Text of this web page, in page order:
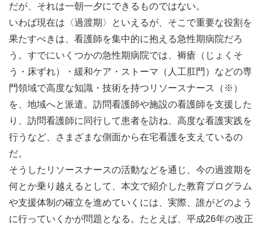
だが、それは一朝一夕にできるものではない。
いわば現在は〈過渡期〉といえるが、そこで重要な役割を
果たすべきは、看護師を集中的に抱える急性期病院だろ
う。すでにいくつかの急性期病院では、褥瘡（じょくそ
う・床ずれ）・緩和ケア・ストーマ（人工肛門）などの専
門領域で高度な知識・技術を持つリソースナース（※）
を、地域へと派遣。訪問看護師や施設の看護師を支援した
り、訪問看護師に同行して患者を訪ね、高度な看護実践を
行うなど、さまざまな側面から在宅看護を支えているの
だ。
そうしたリソースナースの活動などを通じ、今の過渡期を
何とか乗り越えるとして、本文で紹介した教育プログラム
や支援体制の確立を進めていくには、実際、誰がどのよう
に行っていくかが問題となる。たとえば、平成26年の改正